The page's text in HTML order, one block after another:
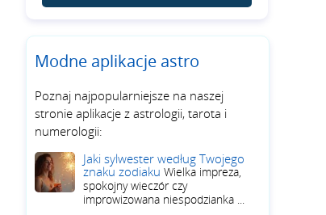
Modne aplikacje astro
Poznaj najpopularniejsze na naszej
stronie aplikacje z astrologii, tarota i
numerologii:
Jaki sylwester według Twojego
znaku zodiaku Wielka impreza,
spokojny wieczór czy
improwizowana niespodzianka ...